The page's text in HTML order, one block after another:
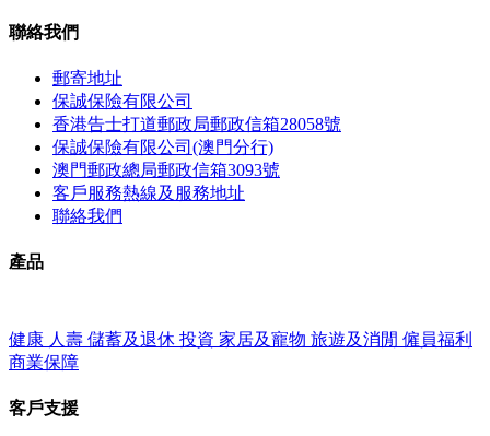
聯絡我們
郵寄地址
保誠保險有限公司
香港告士打道郵政局郵政信箱28058號
保誠保險有限公司(澳門分行)
澳門郵政總局郵政信箱3093號
客戶服務熱線及服務地址
聯絡我們
產品
健康 人壽 儲蓄及退休 投資 家居及寵物 旅遊及消閒 僱員福利
商業保障
客戶支援